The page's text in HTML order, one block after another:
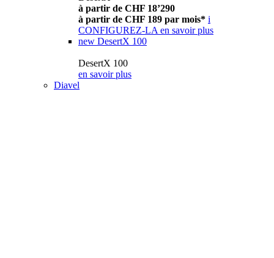
à partir de CHF 18’290
à partir de CHF 189 par mois* i
CONFIGUREZ-LA en savoir plus
new DesertX 100
DesertX 100
en savoir plus
Diavel